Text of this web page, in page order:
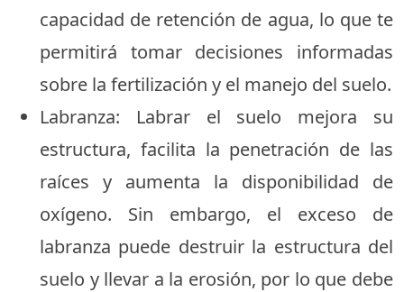
capacidad de retención de agua, lo que te
permitirá tomar decisiones informadas
sobre la fertilización y el manejo del suelo.
Labranza: Labrar el suelo mejora su
estructura, facilita la penetración de las
raíces y aumenta la disponibilidad de
oxígeno. Sin embargo, el exceso de
labranza puede destruir la estructura del
suelo y llevar a la erosión, por lo que debe